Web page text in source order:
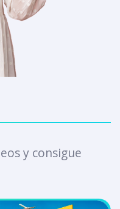
y consigue